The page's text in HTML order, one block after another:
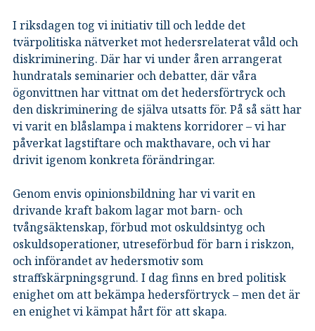
I riksdagen tog vi initiativ till och ledde det
tvärpolitiska nätverket mot hedersrelaterat våld och
diskriminering. Där har vi under åren arrangerat
hundratals seminarier och debatter, där våra
ögonvittnen har vittnat om det hedersförtryck och
den diskriminering de själva utsatts för. På så sätt har
vi varit en blåslampa i maktens korridorer – vi har
påverkat lagstiftare och makthavare, och vi har
drivit igenom konkreta förändringar.
Genom envis opinionsbildning har vi varit en
drivande kraft bakom lagar mot barn- och
tvångsäktenskap, förbud mot oskuldsintyg och
oskuldsoperationer, utreseförbud för barn i riskzon,
och införandet av hedersmotiv som
straffskärpningsgrund. I dag finns en bred politisk
enighet om att bekämpa hedersförtryck – men det är
en enighet vi kämpat hårt för att skapa.